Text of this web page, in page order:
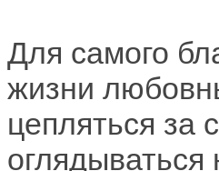
Для самого
жизни
цепляться за